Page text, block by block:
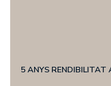
ANUNCIS CORPORATIUS
5 ANYS RENDIBILITAT